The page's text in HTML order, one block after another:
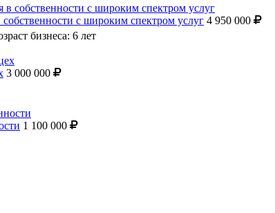
с широким спектром услуг 4 950 000
бизнеса: 6 лет
3 000 000
1 100 000